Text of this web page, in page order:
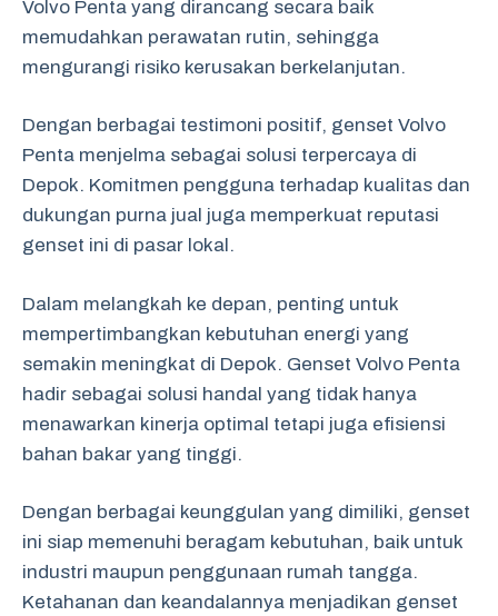
Volvo Penta yang dirancang secara baik
memudahkan perawatan rutin, sehingga
mengurangi risiko kerusakan berkelanjutan.
Dengan berbagai testimoni positif, genset Volvo
Penta menjelma sebagai solusi terpercaya di
Depok. Komitmen pengguna terhadap kualitas dan
dukungan purna jual juga memperkuat reputasi
genset ini di pasar lokal.
Dalam melangkah ke depan, penting untuk
mempertimbangkan kebutuhan energi yang
semakin meningkat di Depok. Genset Volvo Penta
hadir sebagai solusi handal yang tidak hanya
menawarkan kinerja optimal tetapi juga efisiensi
bahan bakar yang tinggi.
Dengan berbagai keunggulan yang dimiliki, genset
ini siap memenuhi beragam kebutuhan, baik untuk
industri maupun penggunaan rumah tangga.
Ketahanan dan keandalannya menjadikan genset